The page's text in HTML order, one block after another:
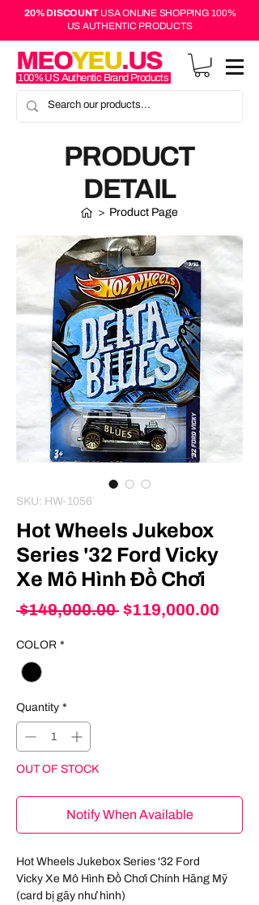
20% DISCOUNTUSA ONLINE SHOPPING 100%
US AUTHENTIC PRODUCTS
MEOYEU.US
100% US Authentic Brand Products
PRODUCT
DETAIL
> Product Page
SKU: HW-1056
Hot Wheels Jukebox
Series '32 Ford Vicky
Xe Mô Hình Đồ Chơi
$149,000.00 Regular
$119,000.00
COLOR *
Quantity *
OUT OF STOCK
Notify When Available
Hot Wheels Jukebox Series '32 Ford
Vicky Xe Mô Hình Đồ Chơi Chính Hãng Mỹ
(card bị gãy như hình)